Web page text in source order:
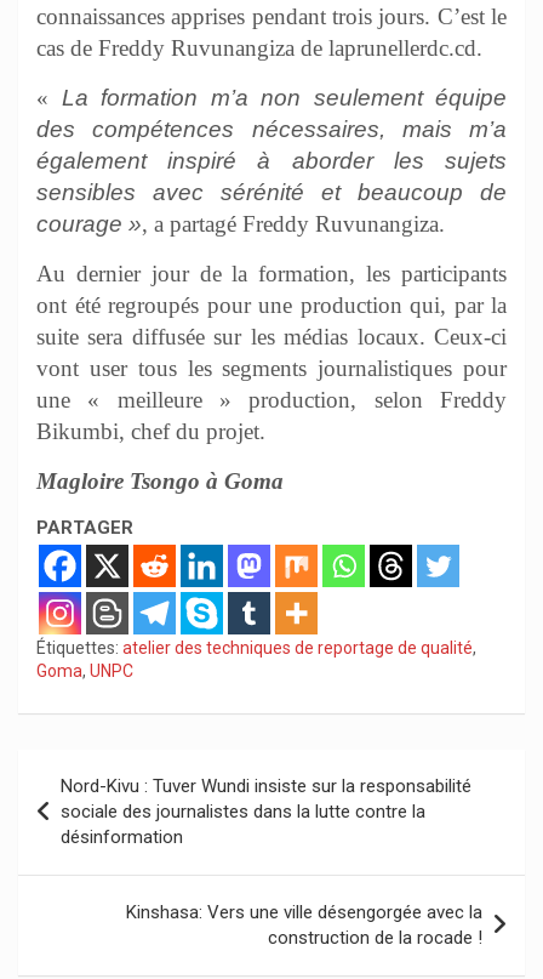
connaissances apprises pendant trois jours. C’est le
cas de Freddy Ruvunangiza de laprunellerdc.cd.
« La formation m’a non seulement équipe
des compétences nécessaires, mais m’a
également inspiré à aborder les sujets
sensibles avec sérénité et beaucoup de
courage », a partagé Freddy Ruvunangiza.
Au dernier jour de la formation, les participants
ont été regroupés pour une production qui, par la
suite sera diffusée sur les médias locaux. Ceux-ci
vont user tous les segments journalistiques pour
une « meilleure » production, selon Freddy
Bikumbi, chef du projet.
Magloire Tsongo à Goma
PARTAGER
Étiquettes: atelier des techniques de reportage de qualité,
Goma, UNPC
de
l’article
Nord-Kivu : Tuver Wundi insiste sur la responsabilité
sociale des journalistes dans la lutte contre la
désinformation
Kinshasa: Vers une ville désengorgée avec la
construction de la rocade !